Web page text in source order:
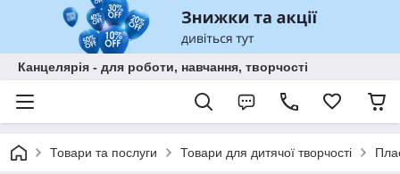
Канцелярія - для роботи, навчання, творчості
Товари та послуги Товари для дитячої творчості